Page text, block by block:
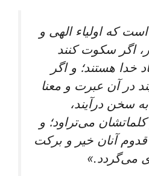
كه اولياء الهى و
اگر سكوت كنند
خدا هستند؛ و اگر
در آن عبرت و معنا
سخن درآيند،
می‌تراود؛ و
آنان خير و بركت
می‌گردد.»